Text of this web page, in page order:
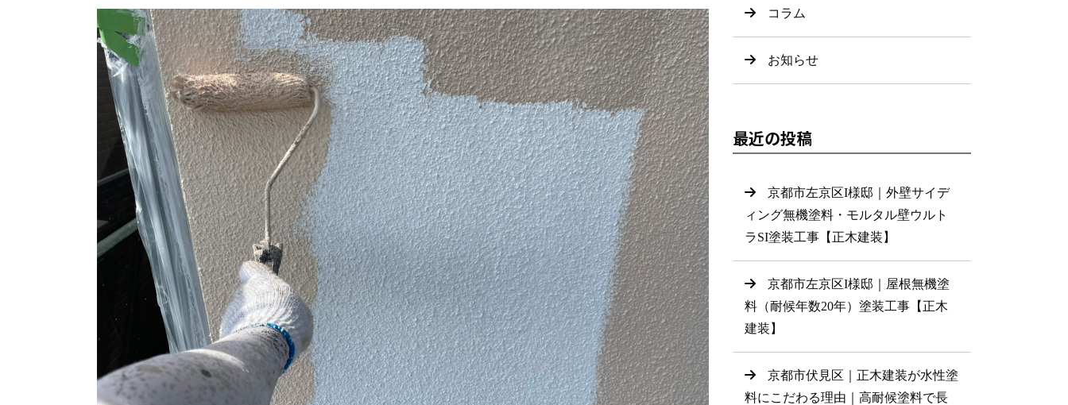
コラム
お知らせ
最近の投稿
京都市左京区I様邸｜外壁サイデ
ィング無機塗料・モルタル壁ウルト
ラSI塗装工事【正木建装】
京都市左京区I様邸｜屋根無機塗
料（耐候年数20年）塗装工事【正木
建装】
京都市伏見区｜正木建装が水性塗
料にこだわる理由｜高耐候塗料で長